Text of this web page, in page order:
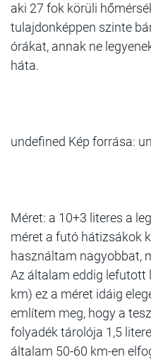
aki 27 fok körüli
tulajdonképpen szinte
órákat, annak ne
háta.
undefined Kép forrása:
Méret: a 10+3 literes a
méret a futó hátizsákok
használtam nagyobbat,
Az általam eddig lefutott
km) ez a méret idáig
említem meg, hogy a
folyadék tárolója 1,5
általam 50-60 km-en